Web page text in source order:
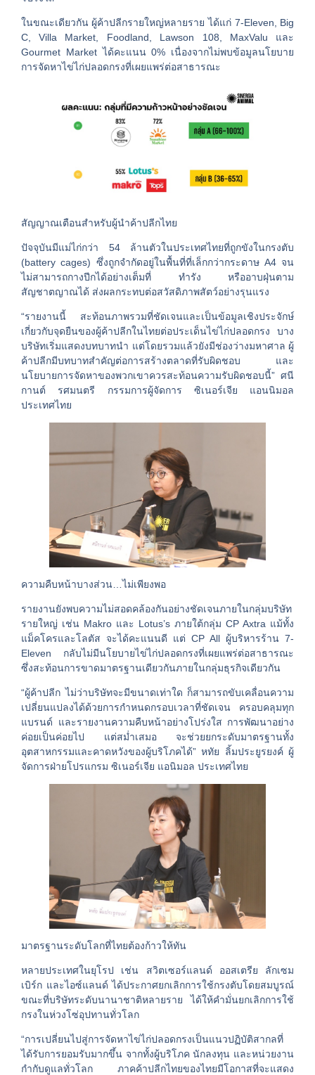
ในขณะเดียวกัน ผู้ค้าปลีกรายใหญ่หลายราย ได้แก่ 7-Eleven, Big
C, Villa Market, Foodland, Lawson 108, MaxValu และ
Gourmet Market ได้คะแนน 0% เนื่องจากไม่พบข้อมูลนโยบาย
การจัดหาไข่ไก่ปลอดกรงที่เผยแพร่ต่อสาธารณะ
สัญญาณเตือนสำหรับผู้นำค้าปลีกไทย
ปัจจุบันมีแม่ไก่กว่า 54 ล้านตัวในประเทศไทยที่ถูกขังในกรงตับ
(battery cages) ซึ่งถูกจำกัดอยู่ในพื้นที่ที่เล็กกว่ากระดาษ A4 จน
ไม่สามารถกางปีกได้อย่างเต็มที่ ทำรัง หรืออาบฝุ่นตาม
สัญชาตญาณได้ ส่งผลกระทบต่อสวัสดิภาพสัตว์อย่างรุนแรง
“รายงานนี้ สะท้อนภาพรวมที่ชัดเจนและเป็นข้อมูลเชิงประจักษ์
เกี่ยวกับจุดยืนของผู้ค้าปลีกในไทยต่อประเด็นไข่ไก่ปลอดกรง บาง
บริษัทเริ่มแสดงบทบาทนำ แต่โดยรวมแล้วยังมีช่องว่างมหาศาล ผู้
ค้าปลีกมีบทบาทสำคัญต่อการสร้างตลาดที่รับผิดชอบ และ
นโยบายการจัดหาของพวกเขาควรสะท้อนความรับผิดชอบนี้” ศนี
กานต์ รศมนตรี กรรมการผู้จัดการ ซิเนอร์เจีย แอนนิมอล
ประเทศไทย
ความคืบหน้าบางส่วน…ไม่เพียงพอ
รายงานยังพบความไม่สอดคล้องกันอย่างชัดเจนภายในกลุ่มบริษัท
รายใหญ่ เช่น Makro และ Lotus’s ภายใต้กลุ่ม CP Axtra แม้ทั้ง
แม็คโครและโลตัส จะได้คะแนนดี แต่ CP All ผู้บริหารร้าน 7-
Eleven กลับไม่มีนโยบายไข่ไก่ปลอดกรงที่เผยแพร่ต่อสาธารณะ
ซึ่งสะท้อนการขาดมาตรฐานเดียวกันภายในกลุ่มธุรกิจเดียวกัน
“ผู้ค้าปลีก ไม่ว่าบริษัทจะมีขนาดเท่าใด ก็สามารถขับเคลื่อนความ
เปลี่ยนแปลงได้ด้วยการกำหนดกรอบเวลาที่ชัดเจน ครอบคลุมทุก
แบรนด์ และรายงานความคืบหน้าอย่างโปร่งใส การพัฒนาอย่าง
ค่อยเป็นค่อยไป แต่สม่ำเสมอ จะช่วยยกระดับมาตรฐานทั้ง
อุตสาหกรรมและคาดหวังของผู้บริโภคได้” หทัย ลิ้มประยูรยงค์ ผู้
จัดการฝ่ายโปรแกรม ซิเนอร์เจีย แอนิมอล ประเทศไทย
มาตรฐานระดับโลกที่ไทยต้องก้าวให้ทัน
หลายประเทศในยุโรป เช่น สวิตเซอร์แลนด์ ออสเตรีย ลักเซม
เบิร์ก และไอซ์แลนด์ ได้ประกาศยกเลิกการใช้กรงตับโดยสมบูรณ์
ขณะที่บริษัทระดับนานาชาติหลายราย ได้ให้คำมั่นยกเลิกการใช้
กรงในห่วงโซ่อุปทานทั่วโลก
“การเปลี่ยนไปสู่การจัดหาไข่ไก่ปลอดกรงเป็นแนวปฏิบัติสากลที่
ได้รับการยอมรับมากขึ้น จากทั้งผู้บริโภค นักลงทุน และหน่วยงาน
กำกับดูแลทั่วโลก ภาคค้าปลีกไทยของไทยมีโอกาสที่จะแสดง